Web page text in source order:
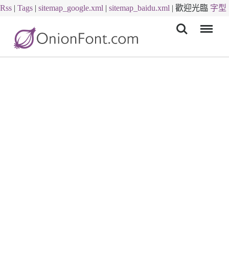
Rss | Tags | sitemap_google.xml | sitemap_baidu.xml | 歡迎光臨 字型